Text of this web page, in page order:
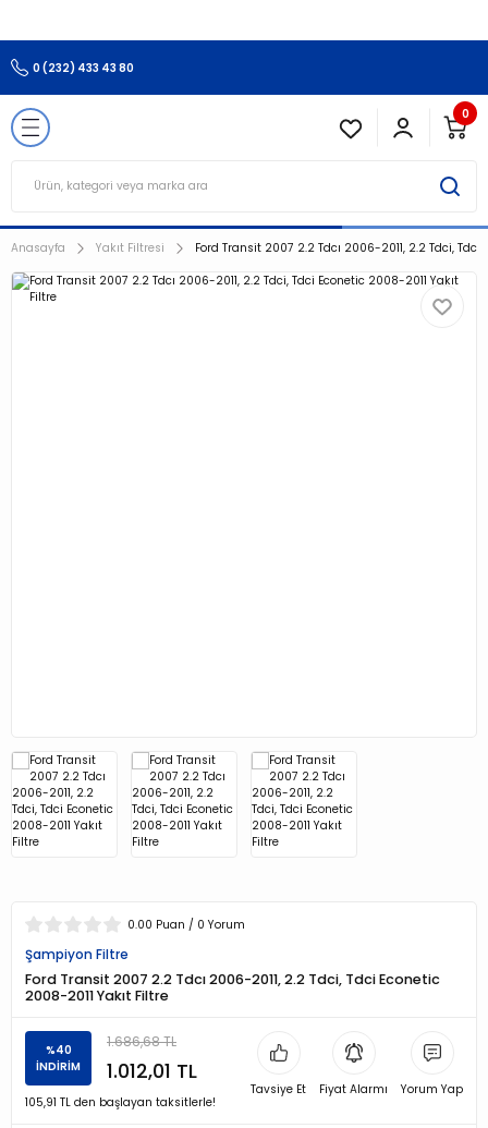
0 (232) 433 43 80
0
Anasayfa Yakıt Filtresi Ford Transit 2007 2.2 Tdcı 2006-2011, 2.2 Tdci, Tdci
0.00 Puan / 0 Yorum
Şampiyon Filtre
Ford Transit 2007 2.2 Tdcı 2006-2011, 2.2 Tdci, Tdci Econetic
2008-2011 Yakıt Filtre
%40
İNDİRİM
1.686,68 TL
1.012,01 TL
105,91 TL den başlayan taksitlerle!
Tavsiye Et Fiyat Alarmı Yorum Yap